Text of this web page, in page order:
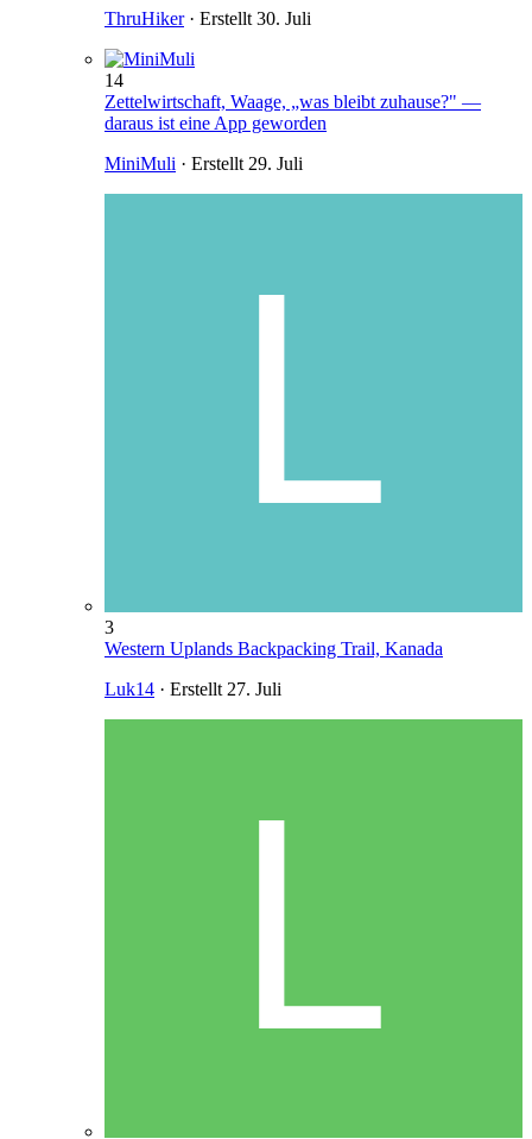
ThruHiker· Erstellt 30. Juli
14
Zettelwirtschaft, Waage, „was bleibt zuhause?" —
daraus ist eine App geworden
MiniMuli · Erstellt 29. Juli
3
Western Uplands Backpacking Trail, Kanada
Luk14 · Erstellt 27. Juli